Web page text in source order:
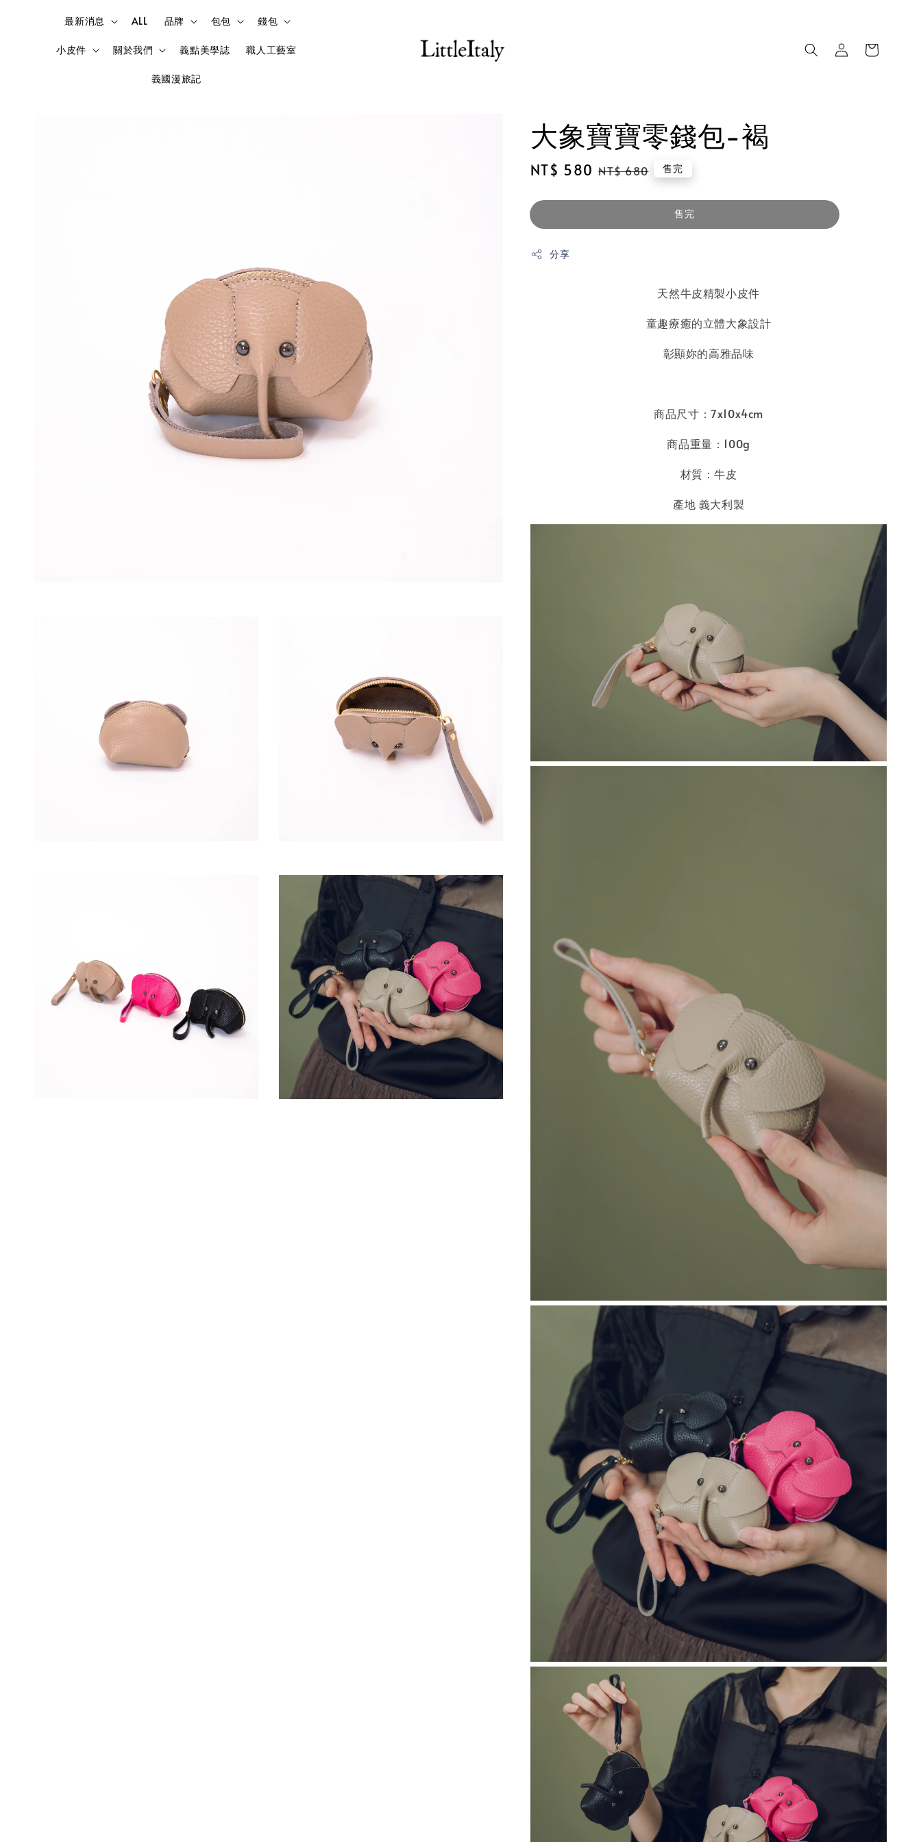
最新消息 ALL 品牌 包包 錢包
小皮件 關於我們 義點美學誌 職人工藝室
義國漫旅記
大象寶寶零錢包-褐
Sale
NT$ 580 Regular
NT$ 680 售完
售完
分享
天然牛皮精製小皮件
童趣療癒的立體大象設計
彰顯妳的高雅品味
商品尺寸：7x10x4cm
商品重量：100g
材質：牛皮
產地 義大利製